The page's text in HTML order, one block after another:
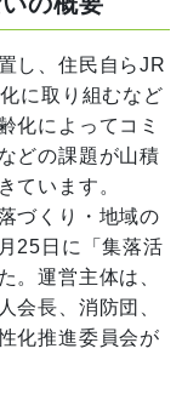
し、住民自らJR
に取り組むなど
化によってコミ
どの課題が山積
ています。
づくり・地域の
25日に「集落活
。運営主体は、
会長、消防団、
化推進委員会が